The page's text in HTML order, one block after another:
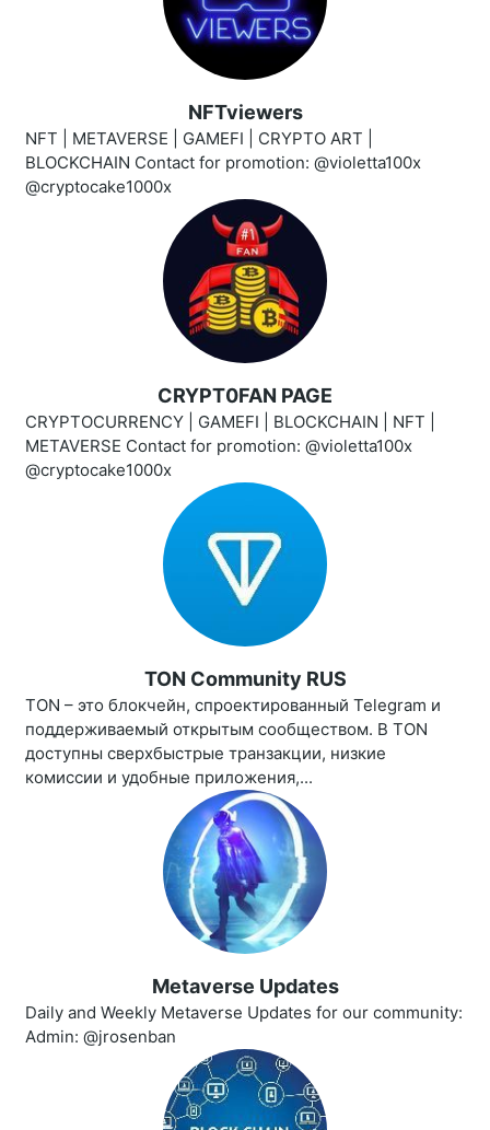
NFTviewers
NFT | METAVERSE | GAMEFI | CRYPTO ART |
BLOCKCHAIN Contact for promotion: @violetta100x
@cryptocake1000x
CRYPT0FAN PAGE
CRYPTOCURRENCY | GAMEFI | BLOCKCHAIN | NFT |
METAVERSE Contact for promotion: @violetta100x
@cryptocake1000x
TON Community RUS
TON – это блокчейн, спроектированный Telegram и
поддерживаемый открытым сообществом. В TON
доступны сверхбыстрые транзакции, низкие
комиссии и удобные приложения,...
Metaverse Updates
Daily and Weekly Metaverse Updates for our community:
Admin: @jrosenban